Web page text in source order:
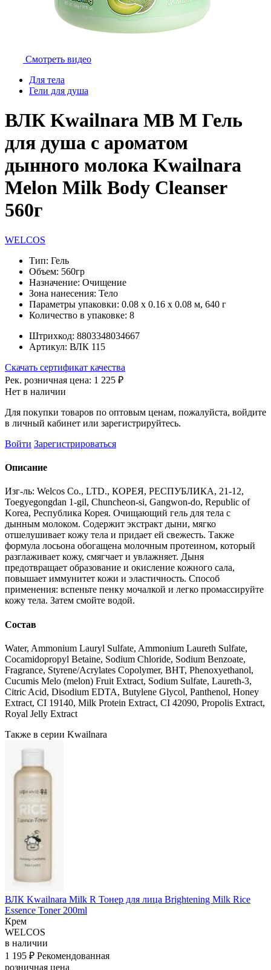
Смотреть видео
Для тела
Гели для душа
ВЛК Kwailnara MB M Гель
для душа с ароматом
дынного молока Kwailnara
Melon Milk Body Cleanser
560г
WELCOS
Тип: Гель
Объем: 560гр
Назначение: Очищение
Зона нанесения: Тело
Параметры упаковки: 0.08 x 0.16 x 0.08 м, 640 г
Количество в упаковке: 8
Штрихкод: 8803348034667
Артикул: ВЛК 115
Скачать сертификат качества
Рек. розничная цена: 1 225 ₽
Нет в наличии
Для покупки товаров по оптовым ценам, пожалуйста, войдите
в личный кабинет или зарегистрируйтесь.
Войти Зарегистрироваться
Описание
Изг-ль: Welcos Co., LTD., КОРЕЯ, РЕСПУБЛИКА, 21-12,
Toegyegongdan 1-gil, Chuncheon-si, Gangwon-do, Republic of
Korea, Республика Корея. Очищающий гель для тела с
дынным молоком. Содержит экстракт дыни, мягко
отшелушивает кожу тела и придает ей свежесть. Также
формула лосьона обогащена молочным протеином, который
разглаживает кожу, смягчает и увлажняет. Дыня
предотвращает образование и окисление кожного сала,
повышает иммунитет кожи и эластичность. Способ
применения: вспеньте пенку мочалкой и легко промассируйте
кожу тела. Затем смойте водой.
Состав
Water, Ammonium Lauryl Sulfate, Ammonium Laureth Sulfate,
Cocamidopropyl Betaine, Sodium Chloride, Sodium Benzoate,
Fragrance, Styrene/Acrylates Copolymer, BHT, Phenoxyethanol,
Cucumis Melo (melon) Fruit Extract, Sodium Sulfate, Laureth-3,
Citric Acid, Disodium EDTA, Butylene Glycol, Panthenol, Honey
Extract, CI 19140, Milk Protein Extract, CI 42090, Propolis Extract,
Royal Jelly Extract
Также в серии Kwailnara
ВЛК Kwailnara Milk R Тонер для лица Brightening Milk Rice
Essence Toner 200ml
Крем
WELCOS
в наличии
1 195 ₽ Рекомендованная
розничная цена